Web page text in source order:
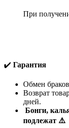
При
✔️ Гарантия
Обмен
Возврат
дней.
Бонги,
подлежат ⚠️